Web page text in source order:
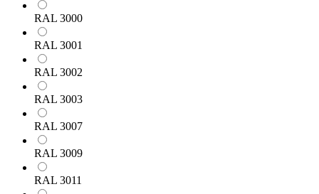
RAL 3000
RAL 3001
RAL 3002
RAL 3003
RAL 3007
RAL 3009
RAL 3011